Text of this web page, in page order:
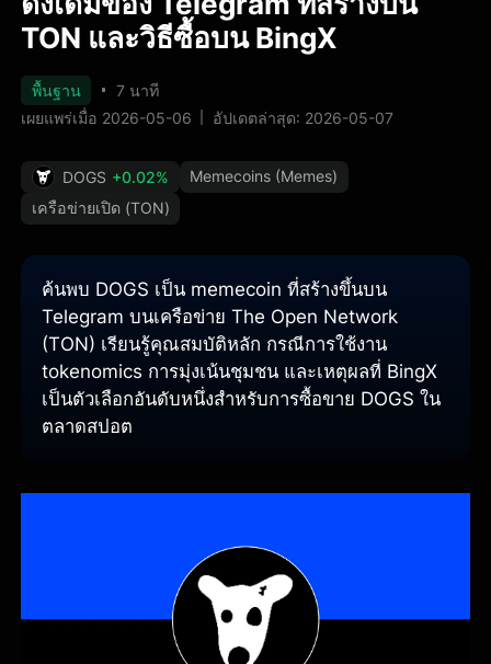
TON และวิธีซื้อบน BingX
พื้นฐาน
7 นาที
เผยแพร่เมื่อ 2026-05-06
อัปเดตล่าสุด: 2026-05-07
DOGS +0.02%
Memecoins (Memes)
เครือข่ายเปิด (TON)
ค้นพบ DOGS เป็น memecoin ที่สร้างขึ้นบน
Telegram บนเครือข่าย The Open Network
(TON) เรียนรู้คุณสมบัติหลัก กรณีการใช้งาน
tokenomics การมุ่งเน้นชุมชน และเหตุผลที่ BingX
เป็นตัวเลือกอันดับหนึ่งสำหรับการซื้อขาย DOGS ใน
ตลาดสปอต